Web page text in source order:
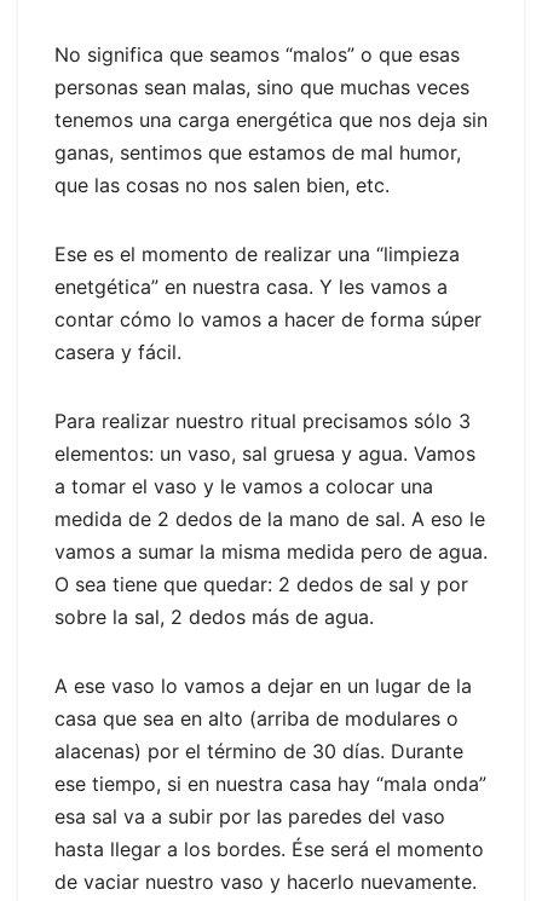
No significa que seamos “malos” o que esas
personas sean malas, sino que muchas veces
tenemos una carga energética que nos deja sin
ganas, sentimos que estamos de mal humor,
que las cosas no nos salen bien, etc.
Ese es el momento de realizar una “limpieza
enetgética” en nuestra casa. Y les vamos a
contar cómo lo vamos a hacer de forma súper
casera y fácil.
Para realizar nuestro ritual precisamos sólo 3
elementos: un vaso, sal gruesa y agua. Vamos
a tomar el vaso y le vamos a colocar una
medida de 2 dedos de la mano de sal. A eso le
vamos a sumar la misma medida pero de agua.
O sea tiene que quedar: 2 dedos de sal y por
sobre la sal, 2 dedos más de agua.
A ese vaso lo vamos a dejar en un lugar de la
casa que sea en alto (arriba de modulares o
alacenas) por el término de 30 días. Durante
ese tiempo, si en nuestra casa hay “mala onda”
esa sal va a subir por las paredes del vaso
hasta llegar a los bordes. Ése será el momento
de vaciar nuestro vaso y hacerlo nuevamente.